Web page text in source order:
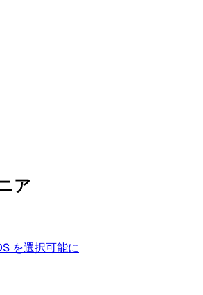
ア
を選択可能に